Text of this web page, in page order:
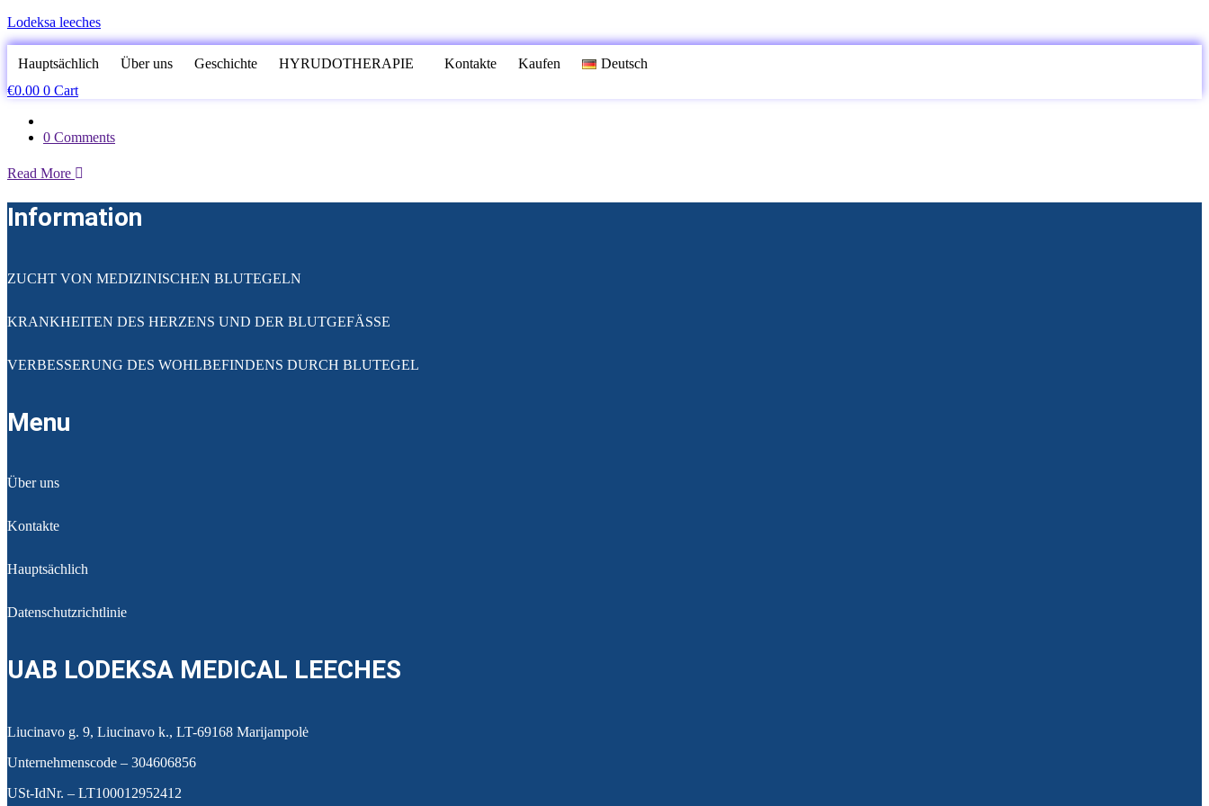
Lodeksa leeches
Hauptsächlich Über uns Geschichte HYRUDOTHERAPIE Kontakte Kaufen
Deutsch
€0.00 0 Cart
0 Comments
Read More
Information
ZUCHT VON MEDIZINISCHEN BLUTEGELN
KRANKHEITEN DES HERZENS UND DER BLUTGEFÄSSE
VERBESSERUNG DES WOHLBEFINDENS DURCH BLUTEGEL
Menu
Über uns
Kontakte
Hauptsächlich
Datenschutzrichtlinie
UAB LODEKSA MEDICAL LEECHES
Liucinavo g. 9, Liucinavo k., LT-69168 Marijampolė
Unternehmenscode – 304606856
USt-IdNr. – LT100012952412